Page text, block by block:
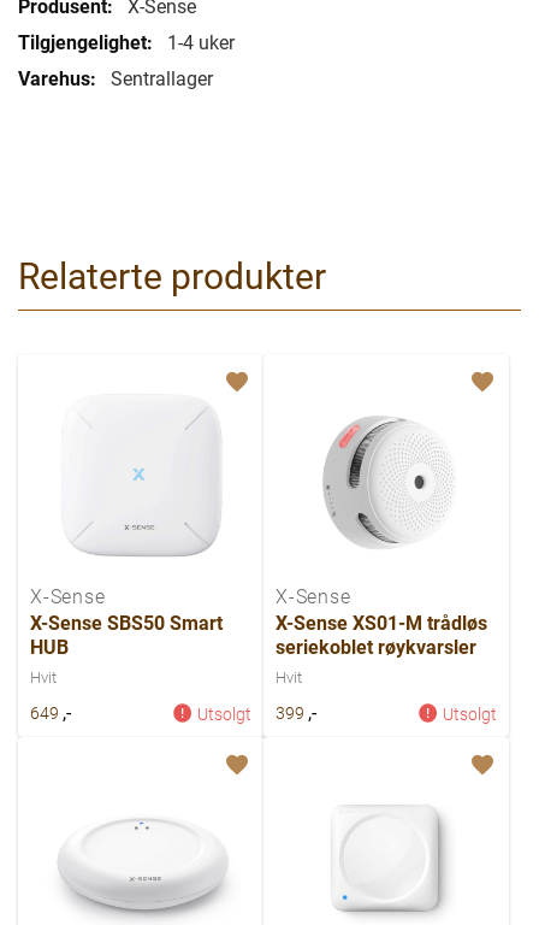
X-Sense
1-4 uker
Sentrallager
Relaterte produkter
X-Sense
X-Sense SBS50 Smart
HUB
Hvit
649 ,- Utsolgt
X-Sense
X-Sense XS01-M trådløs
seriekoblet røykvarsler
Hvit
399 ,- Utsolgt